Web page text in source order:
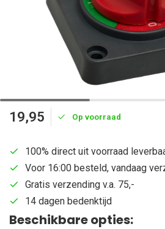
19,95 Op voorraad
100% direct uit voorraad
Voor 16:00 besteld, vandaag
Gratis verzending v.a. 75,-
14 dagen bedenktijd
Beschikbare opties: